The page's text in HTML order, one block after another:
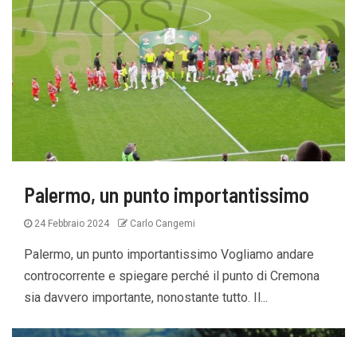
Palermo, un punto importantissimo
24 Febbraio 2024 Carlo Cangemi
Palermo, un punto importantissimo Vogliamo andare
controcorrente e spiegare perché il punto di Cremona
sia davvero importante, nonostante tutto. Il...